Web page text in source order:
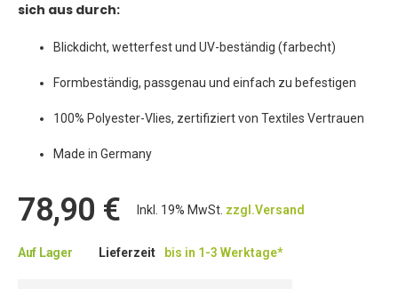
sich aus durch:
Blickdicht, wetterfest und UV-beständig (farbecht)
Formbeständig, passgenau und einfach zu befestigen
100% Polyester-Vlies, zertifiziert von Textiles Vertrauen
Made in Germany
78,90 € Inkl. 19% MwSt. zzgl.Versand
Auf Lager Lieferzeit bis in 1-3 Werktage*